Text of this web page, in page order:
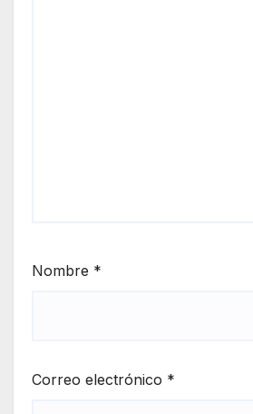
Nombre *
Correo electrónico *